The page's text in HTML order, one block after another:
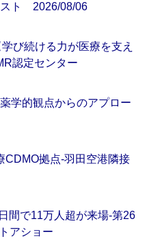
スト 2026/08/06
び続ける力が医療を支え
認定センター
学的観点からのアプロー
CDMO拠点‐羽田空港隣接
間で11万人超が来場‐第26
アショー